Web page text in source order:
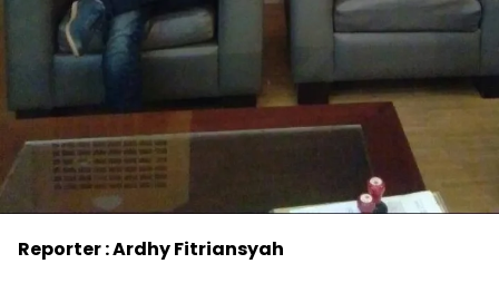
Reporter : Ardhy Fitriansyah